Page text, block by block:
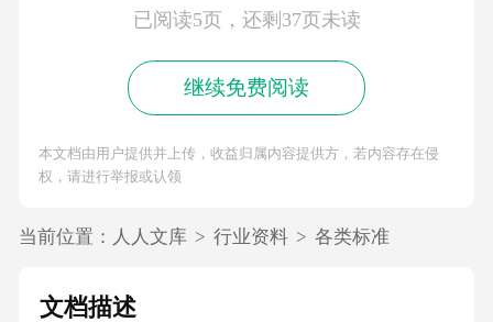
已阅读5页，还剩37页未读
继续免费阅读
本文档由用户提供并上传，收益归属内容提供方，若内容存在侵
权，请进行举报或认领
当前位置： 人人文库 > 行业资料 > 各类标准
文档描述